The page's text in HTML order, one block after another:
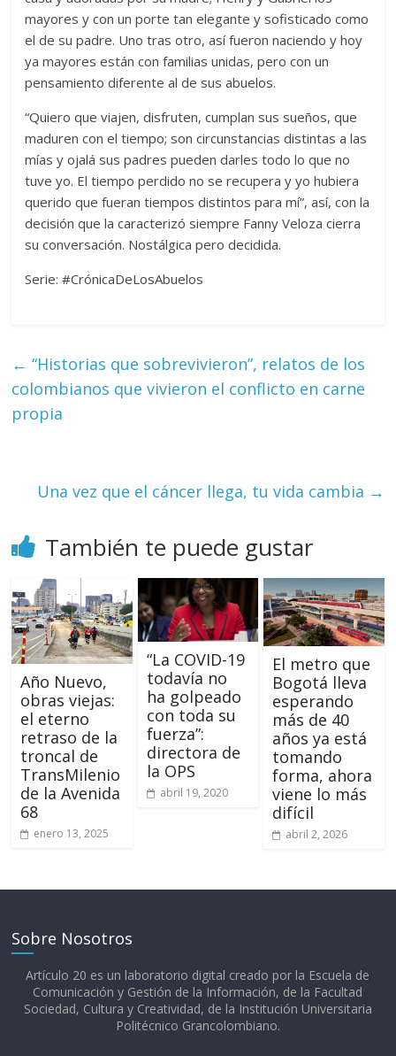
mayores y con un porte tan elegante y sofisticado como
el de su padre. Uno tras otro, así fueron naciendo y hoy
ya mayores están con familias unidas, pero con un
pensamiento diferente al de sus abuelos.
“Quiero que viajen, disfruten, cumplan sus sueños, que
maduren con el tiempo; son circunstancias distintas a las
mías y ojalá sus padres pueden darles todo lo que no
tuve yo. El tiempo perdido no se recupera y yo hubiera
querido que fueran tiempos distintos para mí”, así, con la
decisión que la caracterizó siempre Fanny Veloza cierra
su conversación. Nostálgica pero decidida.
Serie: #CrónicaDeLosAbuelos
← “Historias que sobrevivieron”, relatos de los
colombianos que vivieron el conflicto en carne
propia
Una vez que el cáncer llega, tu vida cambia →
También te puede gustar
Año Nuevo,
obras viejas:
el eterno
retraso de la
troncal de
TransMilenio
de la Avenida
68
enero 13, 2025
“La COVID-19
todavía no
ha golpeado
con toda su
fuerza”:
directora de
la OPS
abril 19, 2020
El metro que
Bogotá lleva
esperando
más de 40
años ya está
tomando
forma, ahora
viene lo más
difícil
abril 2, 2026
Sobre Nosotros
Artículo 20 es un laboratorio digital creado por la Escuela de
Comunicación y Gestión de la Información, de la Facultad
Sociedad, Cultura y Creatividad, de la Institución Universitaria
Politécnico Grancolombiano.​